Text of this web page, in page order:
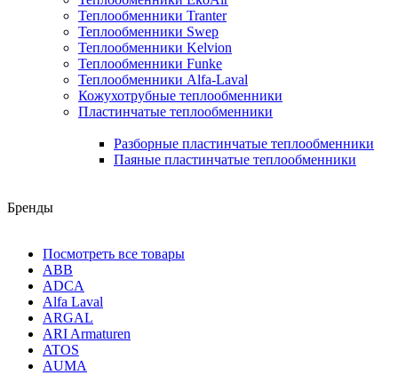
Теплообменники Tranter
Теплообменники Swep
Теплообменники Kelvion
Теплообменники Funke
Теплообменники Alfa-Laval
Кожухотрубные теплообменники
Пластинчатые теплообменники
Разборные пластинчатые теплообменники
Паяные пластинчатые теплообменники
Бренды
Посмотреть все товары
ABB
ADCA
Alfa Laval
ARGAL
ARI Armaturen
ATOS
AUMA